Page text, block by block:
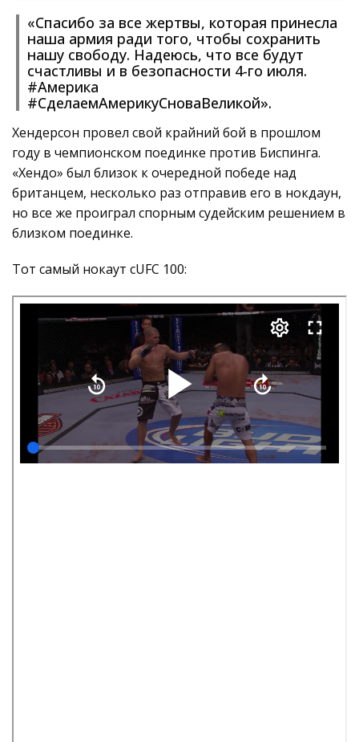
«Спасибо за все жертвы, которая принесла
наша армия ради того, чтобы сохранить
нашу свободу. Надеюсь, что все будут
счастливы и в безопасности 4-го июля.
#Америка
#СделаемАмерикуСноваВеликой».
Хендерсон провел свой крайний бой в прошлом
году в чемпионском поединке против Биспинга.
«Хендо» был близок к очередной победе над
британцем, несколько раз отправив его в нокдаун,
но все же проиграл спорным судейским решением в
близком поединке.
Тот самый нокаут сUFC 100: